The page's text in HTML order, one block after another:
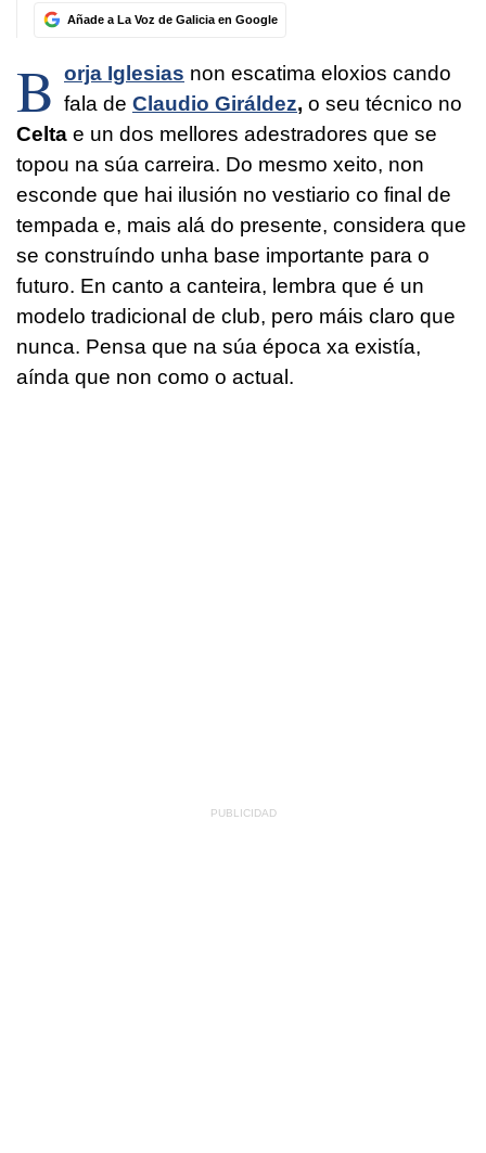
Añade a La Voz de Galicia en Google
B orja Iglesias non escatima eloxios cando
fala de Claudio Giráldez, o seu técnico no
Celta e un dos mellores adestradores que se
topou na súa carreira. Do mesmo xeito, non
esconde que hai ilusión no vestiario co final de
tempada e, mais alá do presente, considera que
se construíndo unha base importante para o
futuro. En canto a canteira, lembra que é un
modelo tradicional de club, pero máis claro que
nunca. Pensa que na súa época xa existía,
aínda que non como o actual.